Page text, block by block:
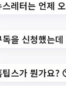
✅ 지
bbs/
작성
스레터는 언제
독을 신청했는
팁스가 뭔가요?